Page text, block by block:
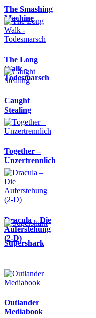
The Smashing
Machine
The Long
Walk -
Todesmarsch
Caught
Stealing
Together –
Unzertrennlich
Dracula – Die
Auferstehung
(2-D)
Supershark
Outlander
Mediabook